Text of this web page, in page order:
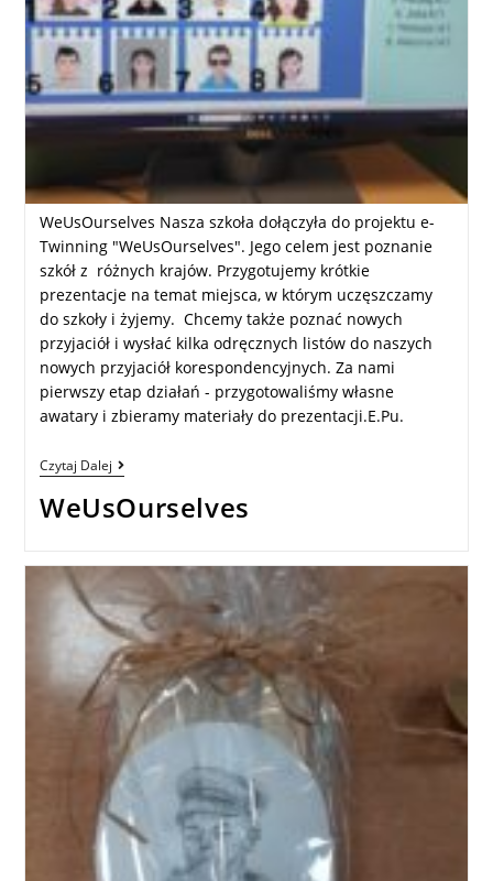
WeUsOurselves Nasza szkoła dołączyła do projektu e-
Twinning "WeUsOurselves". Jego celem jest poznanie
szkół z różnych krajów. Przygotujemy krótkie
prezentacje na temat miejsca, w którym uczęszczamy
do szkoły i żyjemy. Chcemy także poznać nowych
przyjaciół i wysłać kilka odręcznych listów do naszych
nowych przyjaciół korespondencyjnych. Za nami
pierwszy etap działań - przygotowaliśmy własne
awatary i zbieramy materiały do prezentacji.E.Pu.
Czytaj Dalej
WeUsOurselves